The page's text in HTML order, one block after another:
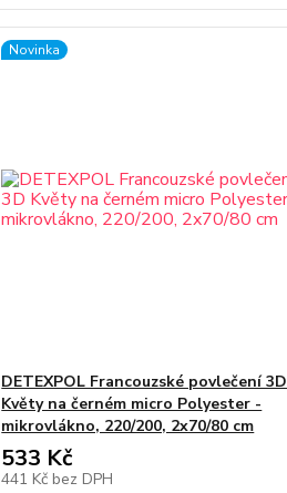
Novinka
DETEXPOL Francouzské povlečení 3D
Květy na černém micro Polyester -
mikrovlákno, 220/200, 2x70/80 cm
533 Kč
441 Kč bez DPH